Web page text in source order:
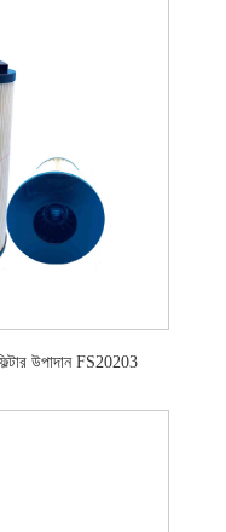
উপাদান FS20203